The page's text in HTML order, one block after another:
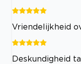
Vriendelijkheid
Deskundigheid